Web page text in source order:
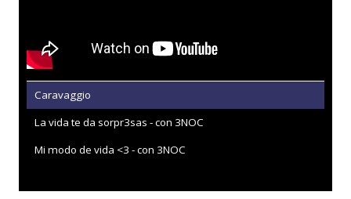
Caravaggio
La vida te da sorpr3sas - con 3NOC
Mi modo de vida <3 - con 3NOC